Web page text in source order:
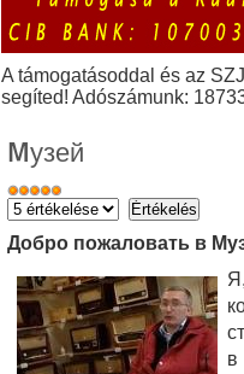
A támogatásoddal és az
segíted! Adószámunk:
Mузей
Добро пожаловать в